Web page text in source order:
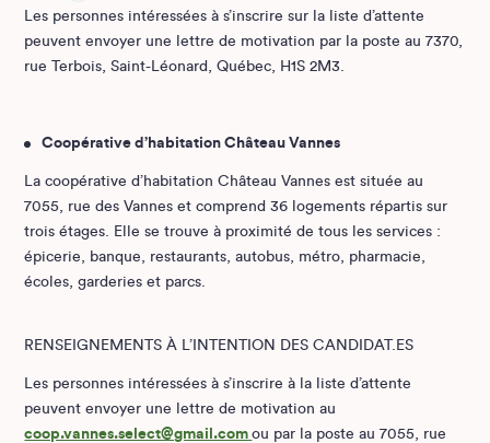
Les personnes intéressées à s’inscrire sur la liste d’attente
peuvent envoyer une lettre de motivation par la poste au 7370,
rue Terbois, Saint-Léonard, Québec, H1S 2M3.
Coopérative d’habitation Château Vannes
La coopérative d’habitation Château Vannes est située au
7055, rue des Vannes et comprend 36 logements répartis sur
trois étages. Elle se trouve à proximité de tous les services :
épicerie, banque, restaurants, autobus, métro, pharmacie,
écoles, garderies et parcs.
RENSEIGNEMENTS À L’INTENTION DES CANDIDAT.ES
Les personnes intéressées à s’inscrire à la liste d’attente
peuvent envoyer une lettre de motivation au
coop.vannes.select@gmail.comou par la poste au 7055, rue